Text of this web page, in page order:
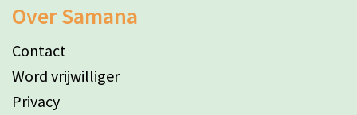
Over Samana
Contact
Word vrijwilliger
Privacy